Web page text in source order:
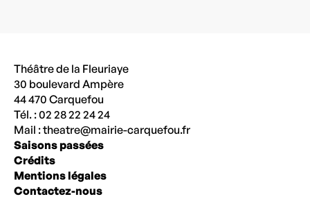
Théâtre de la Fleuriaye
30 boulevard Ampère
44 470 Carquefou
Tél. : 02 28 22 24 24
Mail :theatre@mairie-carquefou.fr
Saisons passées
Crédits
Mentions légales
Contactez-nous